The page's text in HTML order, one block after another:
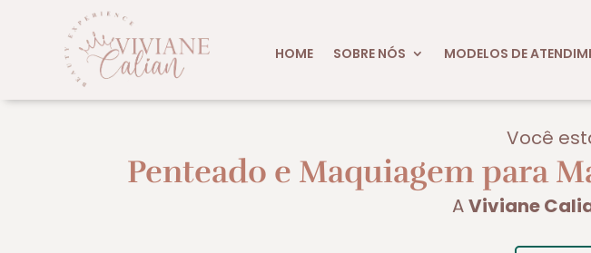
HOME SOBRE NÓS MODELOS DE
Você
Penteado e Maquiagem para
AViviane